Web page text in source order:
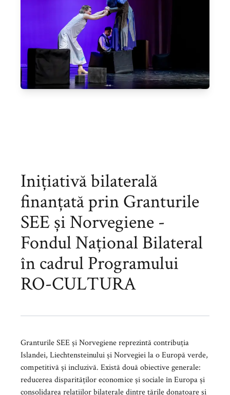
Inițiativă bilaterală
finanțată prin Granturile
SEE și Norvegiene -
Fondul Național Bilateral
în cadrul Programului
RO-CULTURA
Granturile SEE și Norvegiene reprezintă contribuția
Islandei, Liechtensteinului și Norvegiei la o Europă verde,
competitivă și incluzivă. Există două obiective generale:
reducerea disparităților economice și sociale în Europa și
consolidarea relațiilor bilaterale dintre țările donatoare și